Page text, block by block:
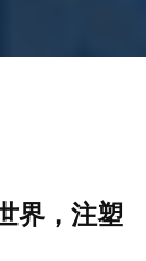
界，注塑